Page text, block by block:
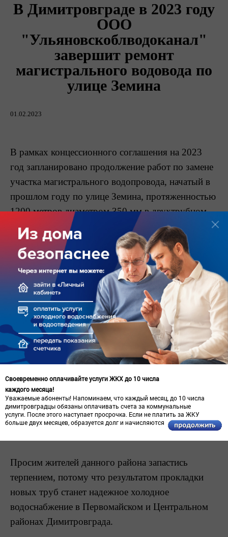
В Димитровграде в 2023 году
ООО
"Ульяновскоблводоканал"
завершит ремонт
магистрального водовода по
улице Земина
01.02.2023
В рамках концессионного соглашения на 2023
год запланировано продолжение работ по замене
участка магистрального водопровода, начатый в
прошлом году по улице Земина, протяженностью
1200 метров диаметром 350 мм в двухтрубном
исполнении.
В текущем году данный участок водопровода
планируется заменить полностью. Общая
протяженность участка – 2900 м: от водозабора
«Горка» до дома 104 по ул. Земина.
Работы на данном участке будут проводиться в
несколько этапов: на первом этапе планируются
работы по замене участка водопровода от
водозабора «Горка» по улице Титова до улицы
Максима Горького. Материал труб - полиэтилен
диаметром 560 мм, общей протяженностью
порядка 300 м. Работы будут вестись без
Просим жителей данного района запастись
терпением, потому что результатом прокладки
новых труб станет надежное холодное
водоснабжение в Первомайском и Центральном
районах Димитровграда.
Своевременно оплачивайте услуги ЖКХ до 10 числа
каждого месяца!
Уважаемые абоненты! Напоминаем, что каждый месяц, до 10 числа
димитровградцы обязаны оплачивать счета за коммунальные
услуги. После этого наступает просрочка. Если не платить за ЖКУ
больше двух месяцев, образуется долг и начисляются пени.